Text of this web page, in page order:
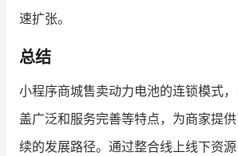
速扩张。
总结
小程序商城售卖动力电池的连锁模式
盖广泛和服务完善等特点，为商家提
续的发展路径。通过整合线上线下资